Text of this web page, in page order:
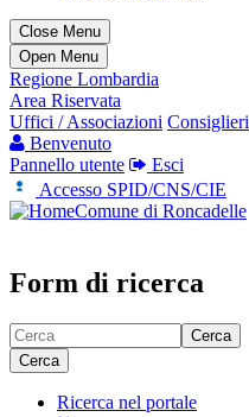
Close Menu
Open Menu
Regione Lombardia
Area Riservata
Uffici / Associazioni Consiglieri
Benvenuto
Pannello utente
Esci
Accesso SPID/CNS/CIE
Comune di Roncadelle
Form di ricerca
Cerca
Cerca
Ricerca nel portale